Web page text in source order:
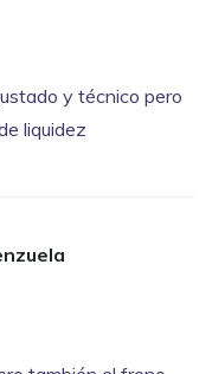
y técnico pero
liquidez